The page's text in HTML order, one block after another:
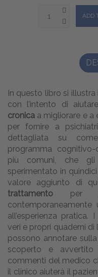
In questo libro si
con l’intento di
cronica a migliorare e a
per fornire a
dettagliata su
programma
più comuni, che gli
sperimentato in
valore aggiunto di
trattamento per il
all’esperienza
veri e propri quaderni
possono annotare
scoperto e
commenti del medico
il clinico aiuterà il